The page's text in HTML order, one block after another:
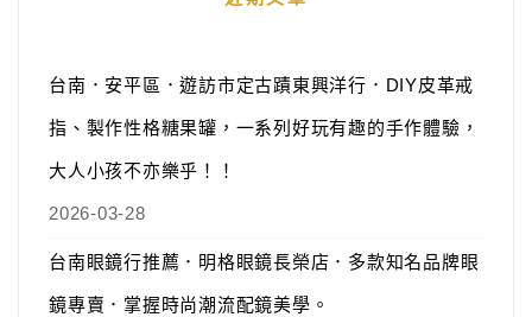
台南．安平區．遊訪市定古蹟東興洋行．DIY皮革戒
指、製作性格糖果罐，一系列好玩有趣的手作體驗，
大人小孩不亦樂乎！！
2026-03-28
台南眼鏡行推薦．明格眼鏡長榮店．多款知名品牌眼
鏡專賣．掌握時尚潮流配鏡美學。